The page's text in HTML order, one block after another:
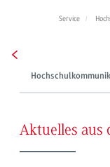
Service
Aktuelles aus